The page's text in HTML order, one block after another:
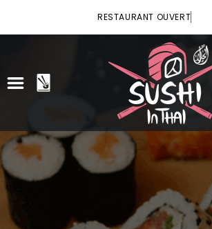
RESTAURANT OUVERT
ACCUEIL
VOTRE COMPTE